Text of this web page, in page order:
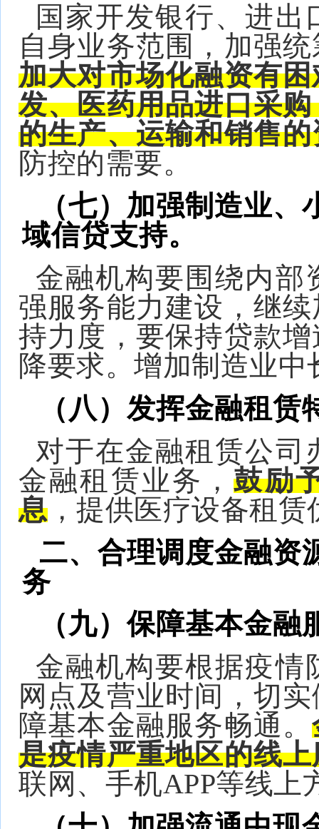
国家开发银行、进
自身业务范围，加强
加大对市场化融资有
发、医药用品进口采
的生产、运输和销售
防控的需要。
（七）加强制造业
域信贷支持。
金融机构要围绕内部
强服务能力建设，继
持力度，要保持贷款
降要求。增加制造业
（八）发挥金融租赁
对于在金融租赁公司
金融租赁业务，鼓励
息，提供医疗设备租赁
二、合理调度金融资
务
（九）保障基本金融
金融机构要根据疫情
网点及营业时间，切
障基本金融服务畅通。
是疫情严重地区的线
联网、手机APP等线上